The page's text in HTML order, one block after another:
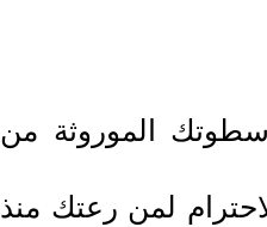
الموروثة من
لمن رعتك منذ